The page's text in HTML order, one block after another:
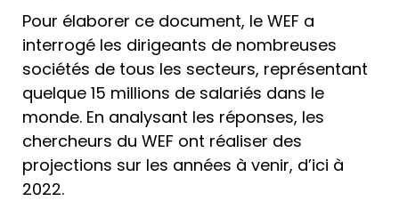
Pour élaborer ce document, le WEF a
interrogé les dirigeants de nombreuses
sociétés de tous les secteurs, représentant
quelque 15 millions de salariés dans le
monde. En analysant les réponses, les
chercheurs du WEF ont réaliser des
projections sur les années à venir, d’ici à
2022.